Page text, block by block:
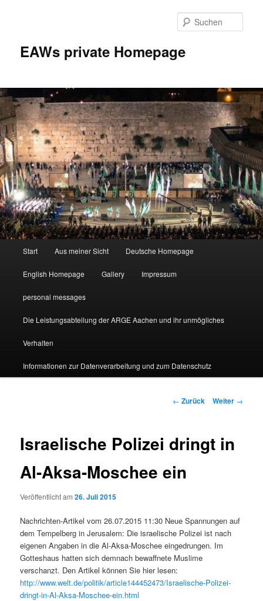
EAWs private Homepage
Start Aus meiner Sicht Deutsche Homepage
English Homepage Gallery Impressum
personal messages
Die Leistungsabteilung der ARGE Aachen und ihr unmögliches
Verhalten
Informationen zur Datenverarbeitung und zum Datenschutz
Beitragsnavigation
← Zurück Weiter →
Israelische Polizei dringt in
Al-Aksa-Moschee ein
Veröffentlicht am26. Juli 2015
Nachrichten-Artikel vom 26.07.2015 11:30 Neue Spannungen auf
dem Tempelberg in Jerusalem: Die israelische Polizei ist nach
eigenen Angaben in die Al-Aksa-Moschee eingedrungen. Im
Gotteshaus hatten sich demnach bewaffnete Muslime
verschanzt. Den Artikel können Sie hier lesen:
http://www.welt.de/politik/article144452473/Israelische-Polizei-
dringt-in-Al-Aksa-Moschee-ein.html